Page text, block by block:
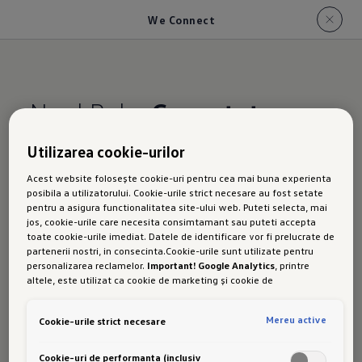
We Connect
Noul Polo.Conectat cu
lumea.
Ne conectăm
Complet conectat în rețea încă de la început,
numeroase servicii We Connect1) vă sunt
disponibile. După o singură activare și
serviciilor online inovatoare este o joacă de
copii și este gratuită. Dacă este necesar, puteți
Utilizarea cookie-urilor
Acest website folosește cookie-uri pentru cea mai buna experienta
posibila a utilizatorului. Cookie-urile strict necesare au fost setate
pentru a asigura functionalitatea site-ului web. Puteti selecta, mai
jos, cookie-urile care necesita consimtamant sau puteti accepta
toate cookie-urile imediat. Datele de identificare vor fi prelucrate de
partenerii nostri, in consecinta.Cookie-urile sunt utilizate pentru
personalizarea reclamelor. Important! Google Analytics, printre
altele, este utilizat ca cookie de marketing și cookie de
protectie a datelor decat Uniunea Europeana. Prin urmare, nu poate
date datorita legislatiei actuale. Ca urmare, interferenta cu
Cookie-urile strict necesare Mereu active
Cookie-uri de performanta (inclusiv